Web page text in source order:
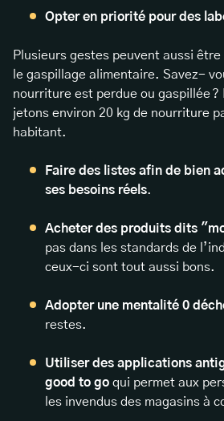
Opter en priorité pour des
Plusieurs gestes peuvent aussi
le gaspillage alimentaire. Savez-
nourriture est perdue ou gaspillée ?
jetons environ 20 kg de nourriture
habitant.
Faire des listes afin de bien
ses besoins réels.
Acheter des produits dits
pas dans les standards de
ceux-ci sont tout aussi bons.
Adopter une mentalité 0
restes.
Utiliser des applications
good to go qui permet aux
les invendus des magasins à